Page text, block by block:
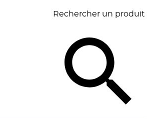
Rechercher un produit
BAGAGERIE BUREAU